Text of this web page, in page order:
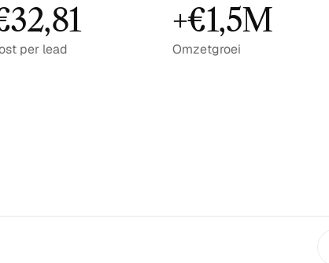
per lead
+€1,5M
Omzetgroei